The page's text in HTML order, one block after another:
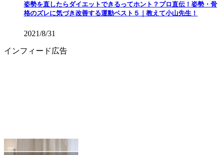
姿勢を直したらダイエットできるってホント？プロ直伝！姿勢・骨
格のズレに気づき改善する運動ベスト５｜教えて小山先生！
2021/8/31
インフィード広告